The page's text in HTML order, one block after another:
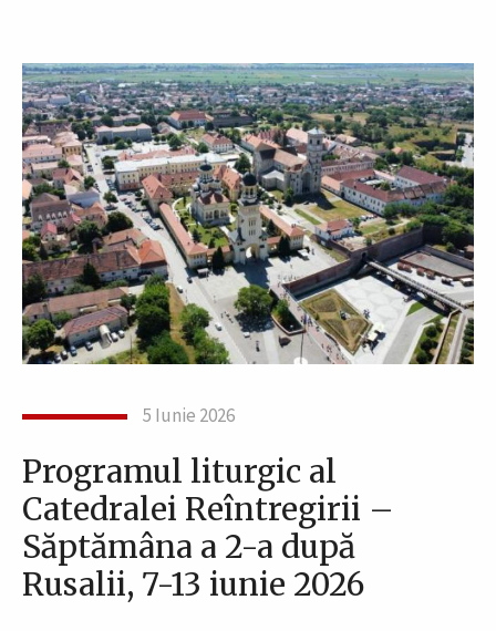
5 Iunie 2026
Programul liturgic al
Catedralei Reîntregirii –
Săptămâna a 2-a după
Rusalii, 7-13 iunie 2026